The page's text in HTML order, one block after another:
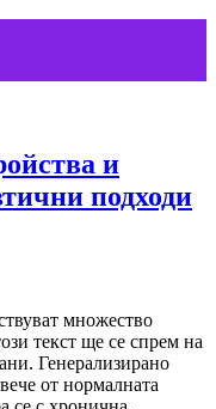
и
подходи
множество
текст ще се спрем на
Генерализирано
от нормалната